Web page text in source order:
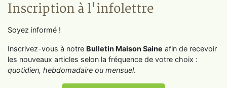
Inscription à l'infolettre
Soyez informé !
Inscrivez-vous à notre Bulletin Maison Saine afin de recevoir
les nouveaux articles selon la fréquence de votre choix :
quotidien, hebdomadaire ou mensuel.